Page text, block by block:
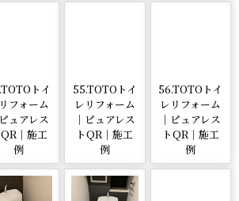
トイ
フォーム
ュアレス
QR｜施工
例
55.TOTOトイ
レリフォーム
｜ピュアレス
トQR｜施工
例
56.TOTOトイ
レリフォーム
｜ピュアレス
トQR｜施工
例